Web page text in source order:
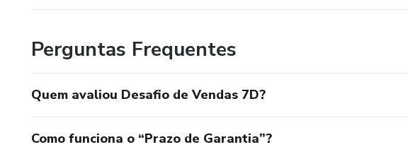
Perguntas Frequentes
Quem avaliou Desafio de Vendas 7D?
Como funciona o “Prazo de Garantia”?